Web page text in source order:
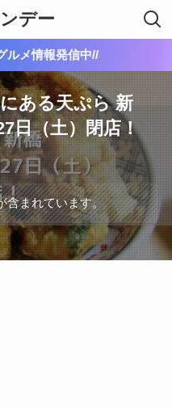
デー
ルメ情報発信中//
ある天ぷら 新
日（土）閉店！
含まれています。